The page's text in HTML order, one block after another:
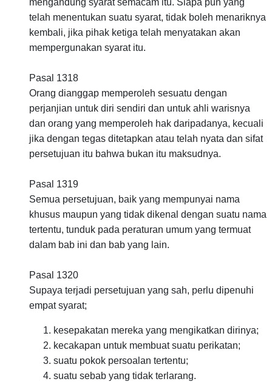
mengandung syarat semacam itu. Siapa pun yang
telah menentukan suatu syarat, tidak boleh menariknya
kembali, jika pihak ketiga telah menyatakan akan
mempergunakan syarat itu.
Pasal 1318
Orang dianggap memperoleh sesuatu dengan
perjanjian untuk diri sendiri dan untuk ahli warisnya
dan orang yang memperoleh hak daripadanya, kecuali
jika dengan tegas ditetapkan atau telah nyata dan sifat
persetujuan itu bahwa bukan itu maksudnya.
Pasal 1319
Semua persetujuan, baik yang mempunyai nama
khusus maupun yang tidak dikenal dengan suatu nama
tertentu, tunduk pada peraturan umum yang termuat
dalam bab ini dan bab yang lain.
Pasal 1320
Supaya terjadi persetujuan yang sah, perlu dipenuhi
empat syarat;
kesepakatan mereka yang mengikatkan dirinya;
kecakapan untuk membuat suatu perikatan;
suatu pokok persoalan tertentu;
suatu sebab yang tidak terlarang.